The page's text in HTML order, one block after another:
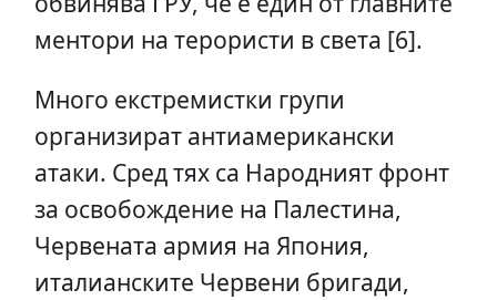
ментори на терористи в света [6].
Много екстремистки групи
организират антиамерикански
атаки. Сред тях са Народният фронт
за освобождение на Палестина,
Червената армия на Япония,
италианските Червени бригади,